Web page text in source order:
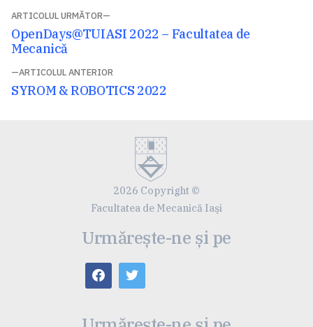
Navigare
în
articole
ARTICOLUL ANTERIOR
Articolul
SYROM & ROBOTICS 2022
ARTICOLUL URMĂTOR
Articolul
următor:
OpenDays@TUIASI 2022 – Facultatea de
Mecanică
2026 Copyright ©
Facultatea de Mecanică Iaşi
Urmărește-ne și pe